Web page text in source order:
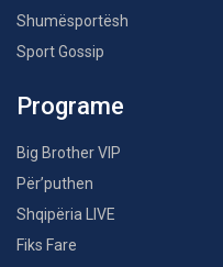
Shumësportësh
Sport Gossip
Programe
Big Brother VIP
Për’puthen
Shqipëria LIVE
Fiks Fare